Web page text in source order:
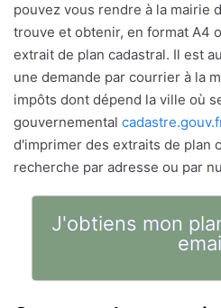
pouvez vous rendre à la mairie
trouve et obtenir, en format A4
extrait de plan cadastral. Il est
une demande par courrier à la
impôts dont dépend la ville où
gouvernemental
d'imprimer des extraits de plan
recherche par adresse ou par
J'obtiens mon